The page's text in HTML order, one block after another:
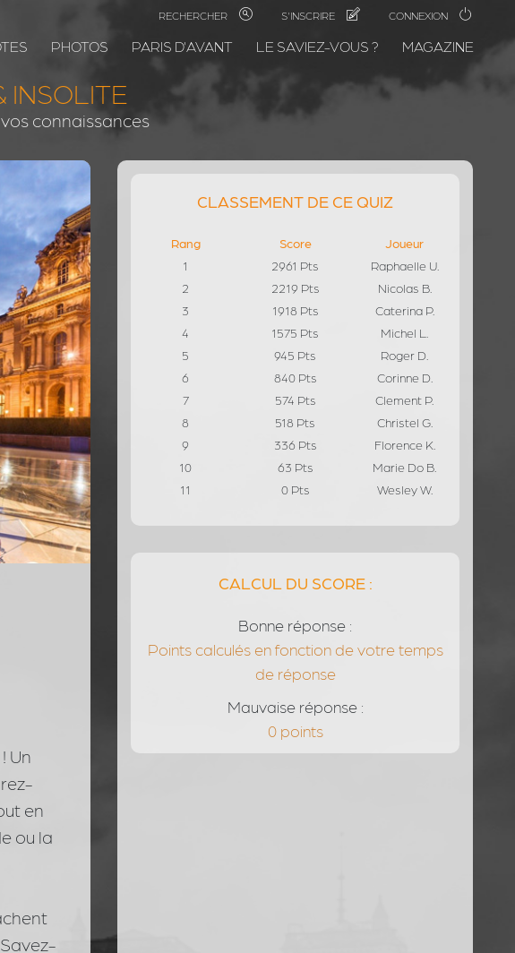
RECHERCHER S'INSCRIRE CONNEXION
PHOTOS PARIS D'AVANT LE SAVIEZ-VOUS ? MAGAZINE
INSOLITE
connaissances
Un
en
ou la
CLASSEMENT DE CE QUIZ
Rang Score
Joueur
1
2961 Pts
Raphaelle U.
2
2219 Pts
Nicolas B.
3
1918 Pts
Caterina P.
4
1575 Pts
Michel L.
5
945 Pts
Roger D.
6
840 Pts
Corinne D.
7
574 Pts
Clement P.
8
518 Pts
Christel G.
9
336 Pts
Florence K.
10
63 Pts
Marie Do B.
11
0 Pts Wesley W.
CALCUL DU SCORE :
Bonne réponse :
Points calculés en fonction de votre temps
de réponse
Mauvaise réponse :
0 points